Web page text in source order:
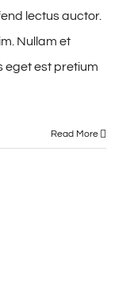
lectus auctor.
Nullam et
eget est pretium
Read More